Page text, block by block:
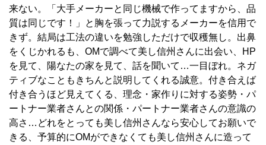
来ない。「大手メーカーと同じ機械で作ってますから、品
質は同じです！」と胸を張って力説するメーカーを信用で
きず。結局は工法の違いを勉強しただけで収穫無し。出鼻
をくじかれるも、OMで調べて美し信州さんに出会い、HP
を見て、陽なたの家を見て、話を聞いて…一目ぼれ。ネガ
ティブなこともきちんと説明してくれる誠意。付き合えば
付き合うほど見えてくる、理念・家作りに対する姿勢・パ
ートナー業者さんとの関係・パートナー業者さんの意識の
高さ…どれをとっても美し信州さんなら安心してお願いで
きる、予算的にOMができなくても美し信州さんに造って